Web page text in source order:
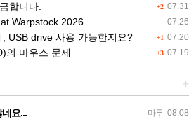
+2 07.31
합니다.
07.26
Warpstock 2026
+1 07.20
USB drive 사용 가능한지요?
+3 07.19
의 마우스 문제
+
마루 08.08
요...